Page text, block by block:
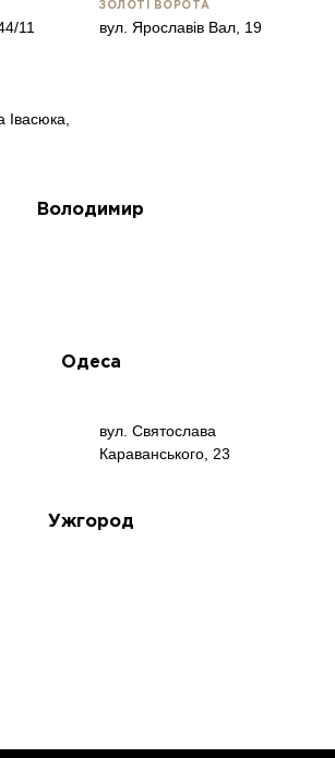
11
ЗОЛОТІ ВОРОТА
вул. Ярославів Вал, 19
Володимир
Одеса
вул. Святослава
Караванського, 23
Ужгород